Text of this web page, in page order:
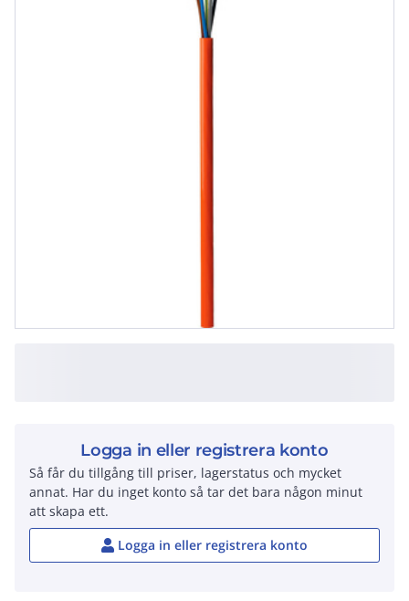
Logga in eller registrera konto
Så får du tillgång till priser, lagerstatus och mycket
annat. Har du inget konto så tar det bara någon minut
att skapa ett.
Logga in eller registrera konto